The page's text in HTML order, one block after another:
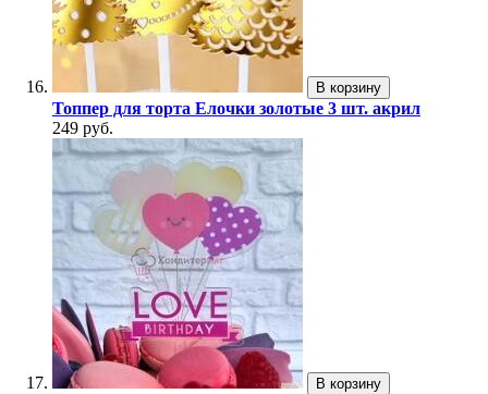
В корзину
Топпер для торта Елочки золотые 3 шт. акрил
249 руб.
В корзину